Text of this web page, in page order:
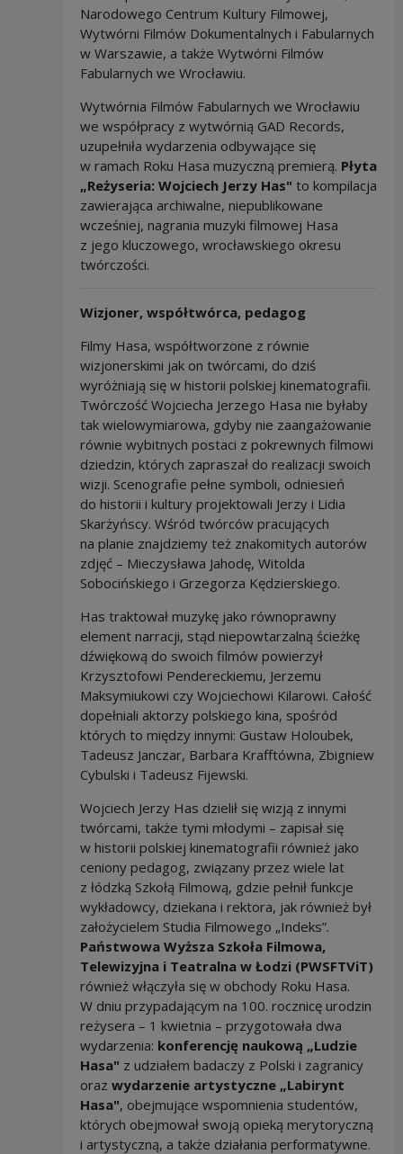
Narodowego Centrum Kultury Filmowej,
Wytwórni Filmów Dokumentalnych i Fabularnych
w Warszawie, a także Wytwórni Filmów
Fabularnych we Wrocławiu.
Wytwórnia Filmów Fabularnych we Wrocławiu
we współpracy z wytwórnią GAD Records,
uzupełniła wydarzenia odbywające się
w ramach Roku Hasa muzyczną premierą. Płyta
„Reżyseria: Wojciech Jerzy Has" to kompilacja
zawierająca archiwalne, niepublikowane
wcześniej, nagrania muzyki filmowej Hasa
z jego kluczowego, wrocławskiego okresu
twórczości.
Wizjoner, współtwórca, pedagog
Filmy Hasa, współtworzone z równie
wizjonerskimi jak on twórcami, do dziś
wyróżniają się w historii polskiej kinematografii.
Twórczość Wojciecha Jerzego Hasa nie byłaby
tak wielowymiarowa, gdyby nie zaangażowanie
równie wybitnych postaci z pokrewnych filmowi
dziedzin, których zapraszał do realizacji swoich
wizji. Scenografie pełne symboli, odniesień
do historii i kultury projektowali Jerzy i Lidia
Skarżyńscy. Wśród twórców pracujących
na planie znajdziemy też znakomitych autorów
zdjęć – Mieczysława Jahodę, Witolda
Sobocińskiego i Grzegorza Kędzierskiego.
Has traktował muzykę jako równoprawny
element narracji, stąd niepowtarzalną ścieżkę
dźwiękową do swoich filmów powierzył
Krzysztofowi Pendereckiemu, Jerzemu
Maksymiukowi czy Wojciechowi Kilarowi. Całość
dopełniali aktorzy polskiego kina, spośród
których to między innymi: Gustaw Holoubek,
Tadeusz Janczar, Barbara Krafftówna, Zbigniew
Cybulski i Tadeusz Fijewski.
Wojciech Jerzy Has dzielił się wizją z innymi
twórcami, także tymi młodymi – zapisał się
w historii polskiej kinematografii również jako
ceniony pedagog, związany przez wiele lat
z łódzką Szkołą Filmową, gdzie pełnił funkcje
wykładowcy, dziekana i rektora, jak również był
założycielem Studia Filmowego „Indeks”.
Państwowa Wyższa Szkoła Filmowa,
Telewizyjna i Teatralna w Łodzi (PWSFTViT)
również włączyła się w obchody Roku Hasa.
W dniu przypadającym na 100. rocznicę urodzin
reżysera – 1 kwietnia – przygotowała dwa
wydarzenia: konferencję naukową „Ludzie
Hasa" z udziałem badaczy z Polski i zagranicy
oraz wydarzenie artystyczne „Labirynt
Hasa", obejmujące wspomnienia studentów,
których obejmował swoją opieką merytoryczną
i artystyczną, a także działania performatywne.